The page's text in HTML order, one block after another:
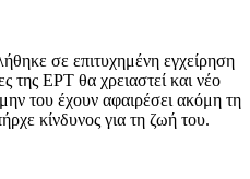
σε επιτυχημένη εγχείρηση
ΕΡΤ θα χρειαστεί και νέο
του έχουν αφαιρέσει ακόμη τη
κίνδυνος για τη ζωή του.